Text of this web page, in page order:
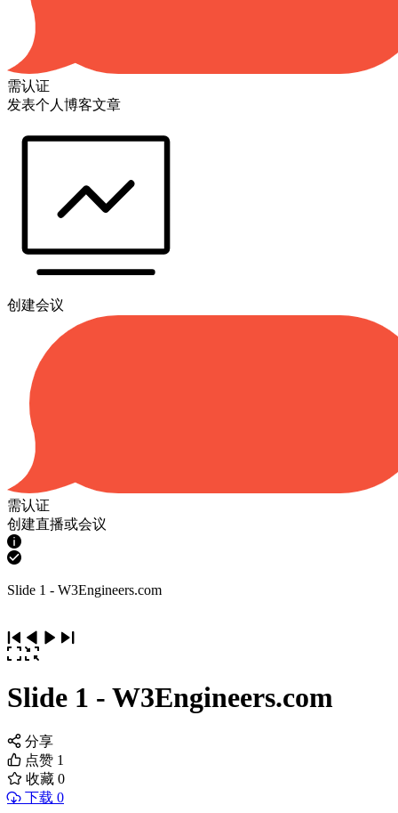
需认证
发表个人博客文章
创建会议
需认证
创建直播或会议
Slide 1 - W3Engineers.com
Slide 1 - W3Engineers.com
分享
点赞 1
收藏 0
下载 0